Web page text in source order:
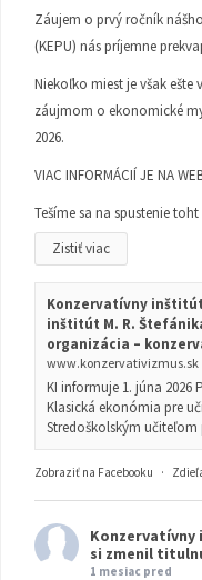
Záujem o prvý ročník
(KEPU) nás príjemne
Niekoľko miest je však
záujmom o ekonomické
2026.
VIAC INFORMÁCIÍ JE NA
Tešíme sa na spustenie toht
Zistiť viac
Konzervatívny
inštitút M. R.
organizácia –
www.konzervativizmus.sk
KI informuje 1. júna 2026
Klasická ekonómia pre
Stredoškolským
Zobraziť na Facebooku ·
Konzervatívny
si zmenil
1 mesiac pred